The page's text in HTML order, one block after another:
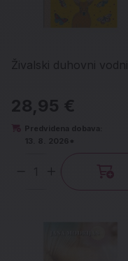
Živalski duhovni
28,95 €
Predvidena dobava:
13. 8. 2026*